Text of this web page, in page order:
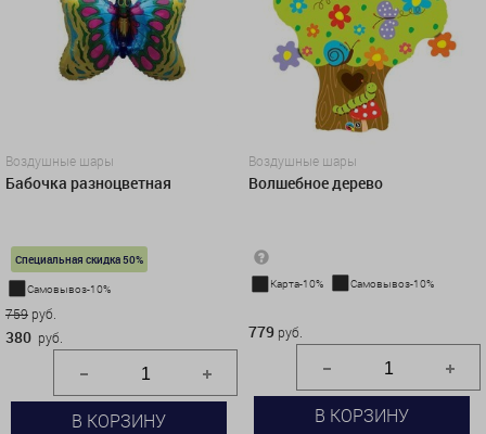
Воздушные шары
Бабочка разноцветная
Специальная скидка 50%
Самовывоз-10%
759 руб.
380 руб.
В КОРЗИНУ
Воздушные шары
Волшебное дерево
Карта-10% Самовывоз-10%
779 руб.
В КОРЗИНУ